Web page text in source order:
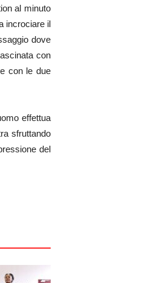
al minuto
incrociare il
dove
con
con le due
effettua
sfruttando
del